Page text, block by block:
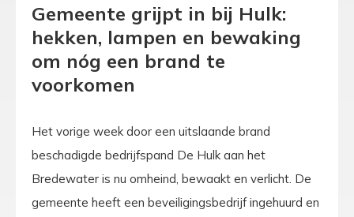
Gemeente grijpt in bij Hulk:
hekken, lampen en bewaking
om nóg een brand te
voorkomen
Het vorige week door een uitslaande brand
beschadigde bedrijfspand De Hulk aan het
Bredewater is nu omheind, bewaakt en verlicht. De
gemeente heeft een beveiligingsbedrijf ingehuurd en